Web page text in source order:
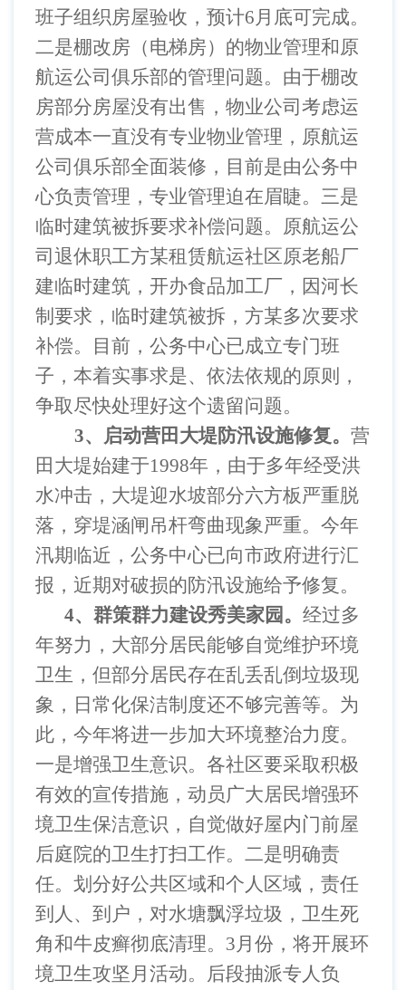
班子组织房屋验收，预计6月底可完成。
二是棚改房（电梯房）的物业管理和原
航运公司俱乐部的管理问题。由于棚改
房部分房屋没有出售，物业公司考虑运
营成本一直没有专业物业管理，原航运
公司俱乐部全面装修，目前是由公务中
心负责管理，专业管理迫在眉睫。三是
临时建筑被拆要求补偿问题。原航运公
司退休职工方某租赁航运社区原老船厂
建临时建筑，开办食品加工厂，因河长
制要求，临时建筑被拆，方某多次要求
补偿。目前，公务中心已成立专门班
子，本着实事求是、依法依规的原则，
争取尽快处理好这个遗留问题。
3、启动营田大堤防汛设施修复。 营
田大堤始建于1998年，由于多年经受洪
水冲击，大堤迎水坡部分六方板严重脱
落，穿堤涵闸吊杆弯曲现象严重。今年
汛期临近，公务中心已向市政府进行汇
报，近期对破损的防汛设施给予修复。
4、群策群力建设秀美家园。经过多
年努力，大部分居民能够自觉维护环境
卫生，但部分居民存在乱丢乱倒垃圾现
象，日常化保洁制度还不够完善等。为
此，今年将进一步加大环境整治力度。
一是增强卫生意识。各社区要采取积极
有效的宣传措施，动员广大居民增强环
境卫生保洁意识，自觉做好屋内门前屋
后庭院的卫生打扫工作。二是明确责
任。划分好公共区域和个人区域，责任
到人、到户，对水塘飘浮垃圾，卫生死
角和牛皮癣彻底清理。 3月份，将开展环
境卫生攻坚月活动。后段抽派专人负